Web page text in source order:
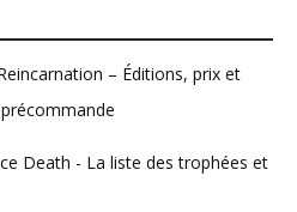
– Éditions, prix et
Death - La liste des trophées et